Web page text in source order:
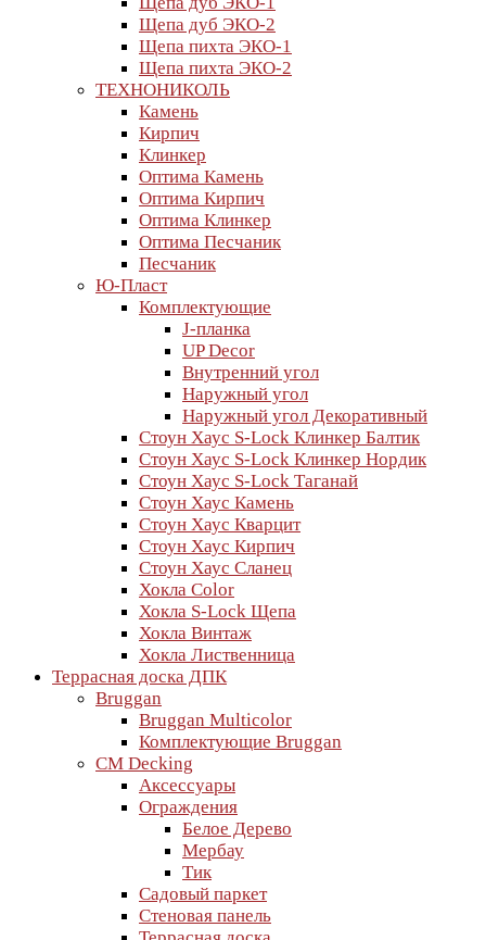
Щепа дуб ЭКО-2
Щепа пихта ЭКО-1
Щепа пихта ЭКО-2
ТЕХНОНИКОЛЬ
Камень
Кирпич
Клинкер
Оптима Камень
Оптима Кирпич
Оптима Клинкер
Оптима Песчаник
Песчаник
Ю-Пласт
Комплектующие
J-планка
UP Decor
Внутренний угол
Наружный угол
Наружный угол Декоративный
Стоун Хаус S-Lock Клинкер Балтик
Стоун Хаус S-Lock Клинкер Нордик
Стоун Хаус S-Lock Таганай
Стоун Хаус Камень
Стоун Хаус Кварцит
Стоун Хаус Кирпич
Стоун Хаус Сланец
Хокла Color
Хокла S-Lock Щепа
Хокла Винтаж
Хокла Лиственница
Террасная доска ДПК
Bruggan
Bruggan Multicolor
Комплектующие Bruggan
CM Decking
Аксессуары
Ограждения
Белое Дерево
Мербау
Тик
Садовый паркет
Стеновая панель